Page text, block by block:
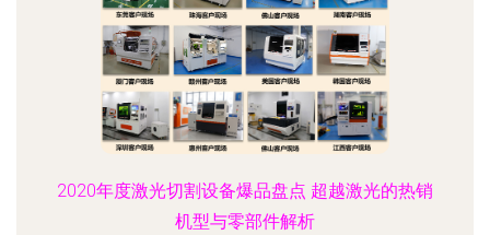
2020年度激光切割设备爆品盘点 超越激光的热销
机型与零部件解析